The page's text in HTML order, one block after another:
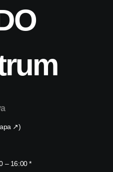
↗)
– 16:00 *